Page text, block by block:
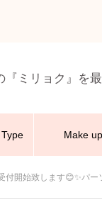
ミリョク』を最
Make up
付開始致します😊✨パ